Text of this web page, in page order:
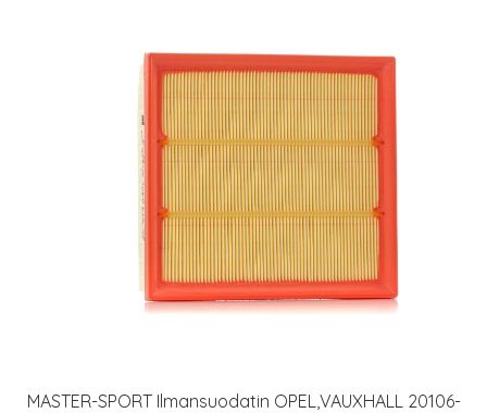
MASTER-SPORT Ilmansuodatin OPEL,VAUXHALL 20106-